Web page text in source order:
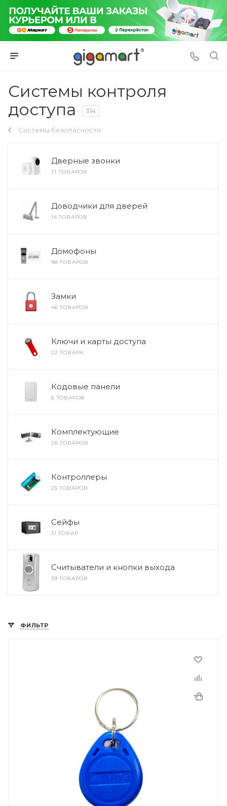
Системы контроля
доступа
314
Системы безопасности
Дверные звонки
17 ТОВАРОВ
Доводчики для дверей
14 ТОВАРОВ
Домофоны
98 ТОВАРОВ
Замки
46 ТОВАРОВ
Ключи и карты доступа
22 ТОВАРА
Кодовые панели
6 ТОВАРОВ
Комплектующие
26 ТОВАРОВ
Контроллеры
25 ТОВАРОВ
Сейфы
31 ТОВАР
Считыватели и кнопки выхода
39 ТОВАРОВ
ФИЛЬТР